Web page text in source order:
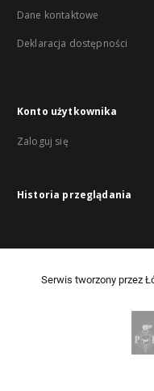
Dane kontaktowe
Deklaracja dostępności
Konto użytkownika
Zaloguj się
Historia przeglądania
Serwis tworzony przez